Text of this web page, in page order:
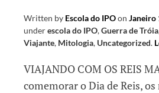
Written by Escola do IPOon Janeiro
underescola do IPO,Guerra de Tróia
Viajante, Mitologia, Uncategorized.
VIAJANDO COM OS REIS
comemorar o Dia de Reis,